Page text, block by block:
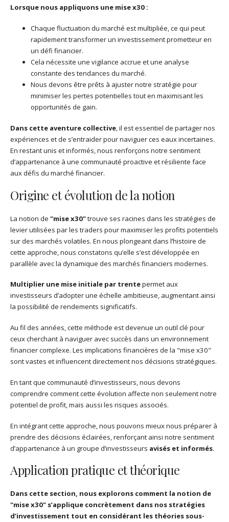
Lorsque nous appliquons une mise x30 :
Chaque fluctuation du marché est multipliée, ce qui peut
rapidement transformer un investissement prometteur en
un défi financier.
Cela nécessite une vigilance accrue et une analyse
constante des tendances du marché.
Nous devons être prêts à ajuster notre stratégie pour
minimiser les pertes potentielles tout en maximisant les
opportunités de gain.
Dans cette aventure collective, il est essentiel de partager nos
expériences et de s’entraider pour naviguer ces eaux incertaines.
En restant unis et informés, nous renforçons notre sentiment
d’appartenance à une communauté proactive et résiliente face
aux défis du marché financier.
Origine et évolution de la notion
La notion de "mise x30"trouve ses racines dans les stratégies de
levier utilisées par les traders pour maximiser les profits potentiels
sur des marchés volatiles. En nous plongeant dans l’histoire de
cette approche, nous constatons qu’elle s’est développée en
parallèle avec la dynamique des marchés financiers modernes.
Multiplier une mise initiale par trentepermet aux
investisseurs d’adopter une échelle ambitieuse, augmentant ainsi
la possibilité de rendements significatifs.
Au fil des années, cette méthode est devenue un outil clé pour
ceux cherchant à naviguer avec succès dans un environnement
financier complexe. Les implications financières de la "mise x30"
sont vastes et influencent directement nos décisions stratégiques.
En tant que communauté d’investisseurs, nous devons
comprendre comment cette évolution affecte non seulement notre
potentiel de profit, mais aussi les risques associés.
En intégrant cette approche, nous pouvons mieux nous préparer à
prendre des décisions éclairées, renforçant ainsi notre sentiment
d’appartenance à un groupe d’investisseurs avisés et informés.
Application pratique et théorique
Dans cette section, nous explorons comment la notion de
"mise x30" s’applique concrètement dans nos stratégies
d’investissement tout en considérant les théories sous-